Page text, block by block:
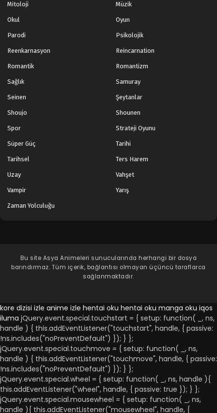
Mitoloji Müzik
Okul Oyun
Parodi Psikolojik
Reenkarnasyon Reincarnation
Romantik Romantizm
Sağlık Samuray
Seinen Şeytanlar
Shoujo Shounen
Spor Strateji Oyunu
Süper Güç Tarihi
Tarihsel Ters Harem
Uzay Vahşet
Vampir Yarış
Zaman Yolculuğu
Bu site Asya Animeleri sunucularında herhangi bir dosya
barındırmaz. Tüm içerik, bağlantısı olmayan üçüncü taraflarca
sağlanmaktadır.
kore dizisi izle anime izle hentai oku hentai oku manga oku iqos
iluma jQuery.event.special.touchstart = { setup: function( _, ns,
handle ) { this.addEventListener("touchstart", handle, { passive:
!ns.includes("noPreventDefault") }); } };
jQuery.event.special.touchmove = { setup: function( _, ns,
handle ) { this.addEventListener("touchmove", handle, { passive:
!ns.includes("noPreventDefault") }); } };
jQuery.event.special.wheel = { setup: function( _, ns, handle ){
this.addEventListener("wheel", handle, { passive: true }); } };
jQuery.event.special.mousewheel = { setup: function( _, ns,
handle ){ this.addEventListener("mousewheel", handle, {